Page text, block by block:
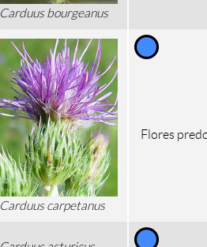
Carduus bourgeanus
Carduus carpetanus
Flores